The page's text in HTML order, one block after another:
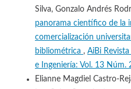
Silva, Gonzalo Andrés
panorama científico de la
comercialización
bibliométrica , AiBi
e Ingeniería: Vol. 13
Elianne Magdiel Castro-